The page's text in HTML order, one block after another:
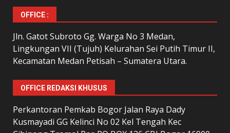
OFFICE :
Jln. Gatot Subroto Gg. Warga No 3 Medan,
Lingkungan VII (Tujuh) Kelurahan Sei Putih Timur II,
Kecamatan Medan Petisah – Sumatera Utara.
OFFICE REDAKSI KHUSUS
Perkantoran Pemkab Bogor Jalan Raya Dady
Kusmayadi GG Kelinci No 02 Kel Tengah Kec